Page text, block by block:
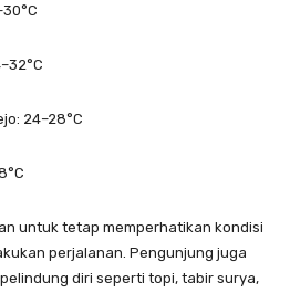
24–28°C
untuk tetap memperhatikan kondisi
perjalanan. Pengunjung juga
diri seperti topi, tabir surya,